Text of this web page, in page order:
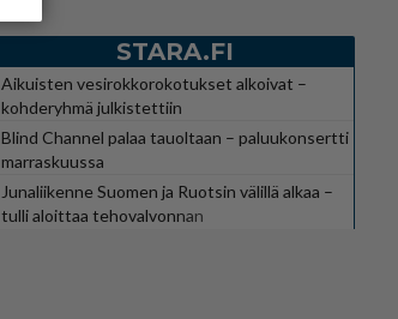
STARA.FI
Aikuisten vesirokkorokotukset alkoivat –
kohderyhmä julkistettiin
Blind Channel palaa tauoltaan – paluukonsertti
marraskuussa
Junaliikenne Suomen ja Ruotsin välillä alkaa –
tulli aloittaa tehovalvonnan